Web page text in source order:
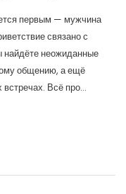
первым — мужчина
связано с
найдёте неожиданные
общению, а ещё
встречах. Всё про
коду. Читайте, чтобы